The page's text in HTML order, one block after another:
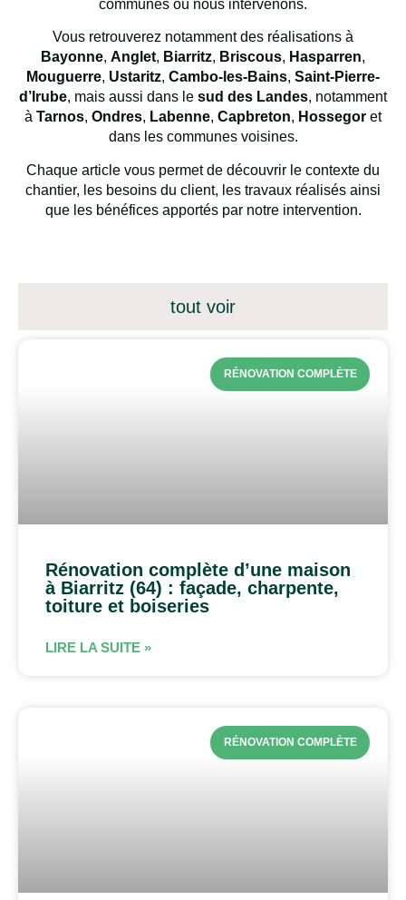
communes où nous intervenons.
Vous retrouverez notamment des réalisations à
Bayonne, Anglet, Biarritz, Briscous, Hasparren,
Mouguerre, Ustaritz, Cambo-les-Bains, Saint-Pierre-
d’Irube, mais aussi dans le sud des Landes, notamment
à Tarnos, Ondres, Labenne, Capbreton, Hossegor et
dans les communes voisines.
Chaque article vous permet de découvrir le contexte du
chantier, les besoins du client, les travaux réalisés ainsi
que les bénéfices apportés par notre intervention.
tout voir
RÉNOVATION COMPLÈTE
Rénovation complète d’une maison
à Biarritz (64) : façade, charpente,
toiture et boiseries
LIRE LA SUITE »
RÉNOVATION COMPLÈTE